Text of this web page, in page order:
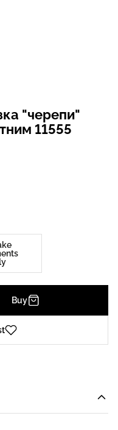
"черепи"
11555
Buy